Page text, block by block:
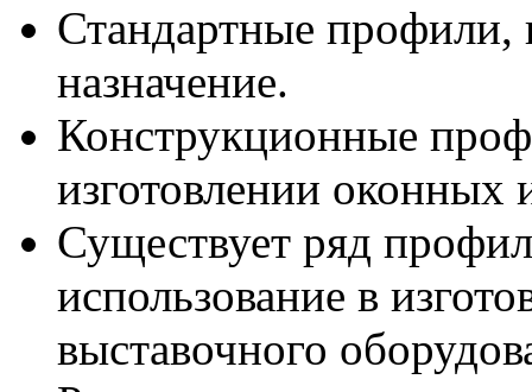
Стандартные профили,
назначение.
Конструкционные
изготовлении оконных
Существует ряд
использование в
выставочного